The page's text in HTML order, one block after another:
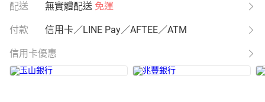
配送 無實體配送 免運
付款 信用卡／LINE Pay／AFTEE／ATM
信用卡優惠